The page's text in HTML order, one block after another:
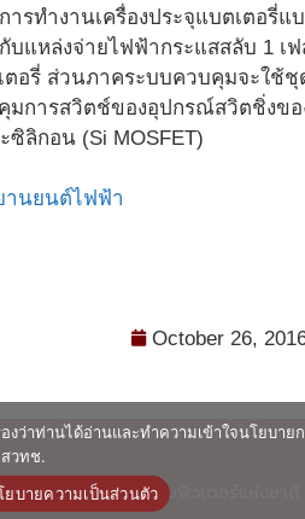
รทำงานเครื่องประจุแบตเตอรี่
หล่งจ่ายไฟฟ้ากระแสสลับ 1 เฟ
ตอรี่ ส่วนภาคระบบควบคุมจะใช้
คุมการสวิตช์ของอุปกรณ์สวิตชิ่ง
ลิกอน (Si MOSFET)
านยนต์ไฟฟ้า
October 26,
อิเล็กทรอนิกส์และคอมพิวเตอร์แห่งชาติ
ว่าท่านได้อ่านและทำความเข้าใจนโยบ
สวทช.
ยบายความเป็นส่วนตัว